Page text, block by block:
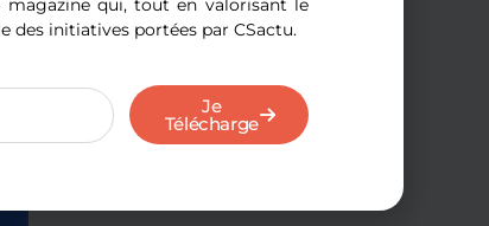
n’a pas tardé à répondre aux
qui, tout en valorisant le
des initiatives portées par CSactu.
Je
Télécharge